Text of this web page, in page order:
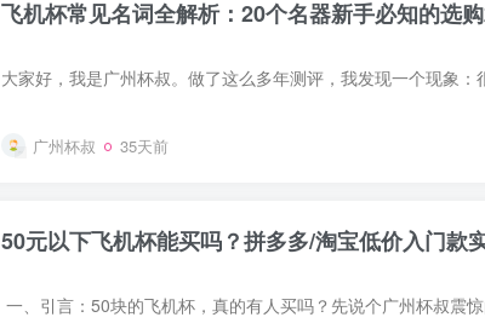
飞机杯常见名词全解析：20个名器新手必知的选
广州杯叔 35天前
50元以下飞机杯能买吗？拼多多/淘宝低价入门款